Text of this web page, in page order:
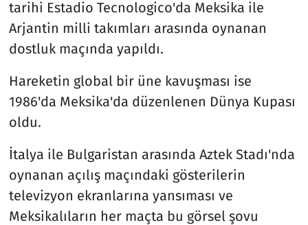
tarihi Estadio Tecnologico'da Meksika ile
Arjantin milli takımları arasında oynanan
dostluk maçında yapıldı.
Hareketin global bir üne kavuşması ise
1986'da Meksika'da düzenlenen Dünya Kupası
oldu.
İtalya ile Bulgaristan arasında Aztek Stadı'nda
oynanan açılış maçındaki gösterilerin
televizyon ekranlarına yansıması ve
Meksikalıların her maçta bu görsel şovu